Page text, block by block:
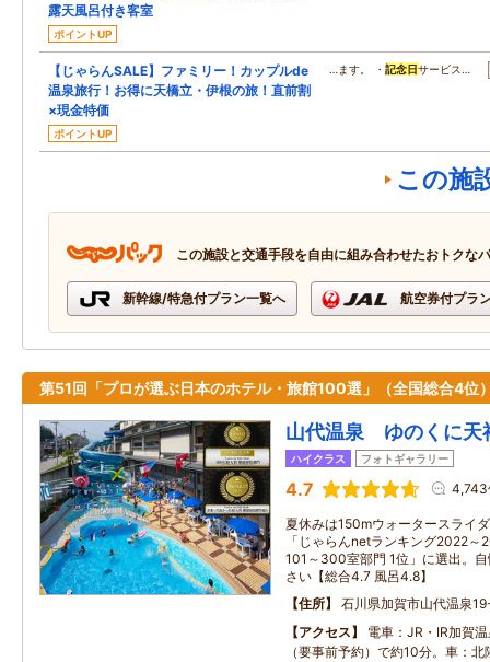
露天風呂付き客室
ポイントUP
【じゃらんSALE】ファミリー！カップルde
温泉旅行！お得に天橋立・伊根の旅！直前割
×現金特価
ポイントUP
…ます。 ・記念日サービス…
この施
この施設と交通手段を自由に組み合わせたおトクな
新幹線/特急付プラン一覧へ 航空券付プラ
第51回「プロが選ぶ日本のホテル・旅館100選」（全国総合4位
山代温泉 ゆのくに天
ハイクラス フォトギャラリー
4.7 4,743
夏休みは150mウォータースライ
「じゃらんnetランキング2022～
101～300室部門 1位」に選出。
さい【総合4.7 風呂4.8】
住所
石川県加賀市山代温泉
アクセス
電車：JR・IR加賀
（要事前予約）で約10分。車：